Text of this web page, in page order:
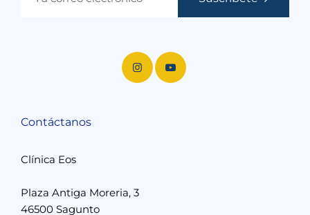
Contáctanos
Clínica Eos
Plaza Antiga Moreria, 3
46500 Sagunto